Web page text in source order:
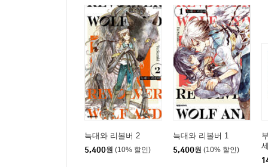
늑대와 리볼버 2
5,400원 (10% 할인)
늑대와 리볼버 1
5,400원 (10% 할인)